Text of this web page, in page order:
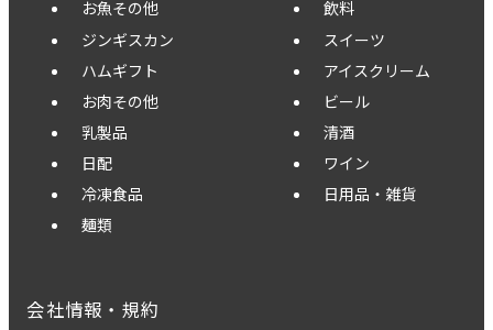
お魚その他
ジンギスカン
ハムギフト
お肉その他
乳製品
日配
冷凍食品
麺類
飲料
スイーツ
アイスクリーム
ビール
清酒
ワイン
日用品・雑貨
会社情報・規約